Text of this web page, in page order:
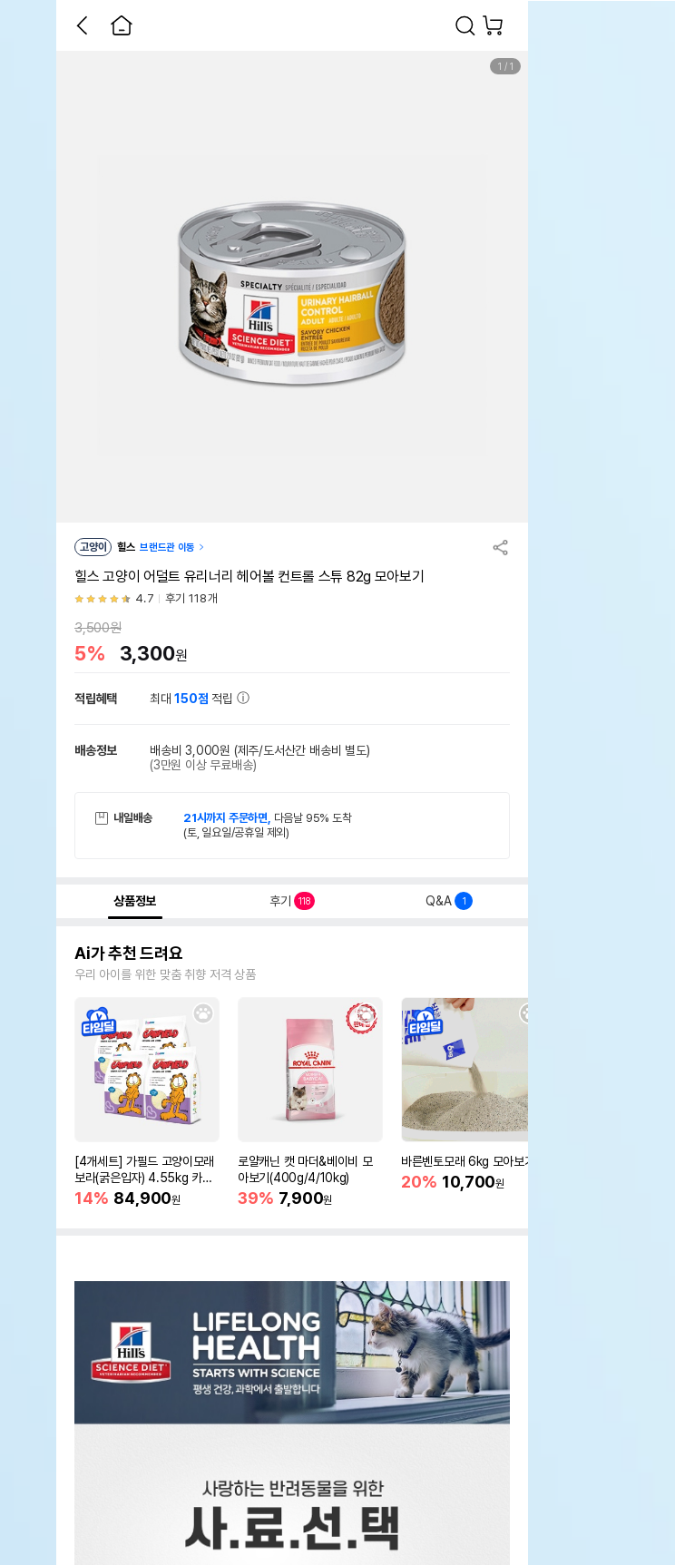
1 / 1
고양이 힐스 브랜드관 이동
힐스 고양이 어덜트 유리너리 헤어볼 컨트롤 스튜 82g 모아보기
4.7 후기 118개
3,500원
5% 3,300원
적립혜택 최대150점 적립
배송정보 배송비 3,000원 (제주/도서산간 배송비 별도)
(3만원 이상 무료배송)
내일배송 21시까지 주문하면, 다음날 95% 도착
(토, 일요일/공휴일 제외)
상품정보 후기 118 Q&A 1
Ai가 추천 드려요
우리 아이를 위한 맞춤 취향 저격 상품
[4개세트] 가필드 고양이모래
보라(굵은입자) 4.55kg 카사
바모래
14% 84,900원
로얄캐닌 캣 마더&베이비 모
아보기(400g/4/10kg)
39% 7,900원
바른벤토모래 6kg 모아보기
20% 10,700원